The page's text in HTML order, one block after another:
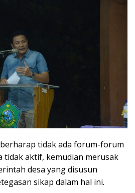
tidak ada forum-forum
tidak aktif, kemudian merusak
desa yang disusun
sikap dalam hal ini.